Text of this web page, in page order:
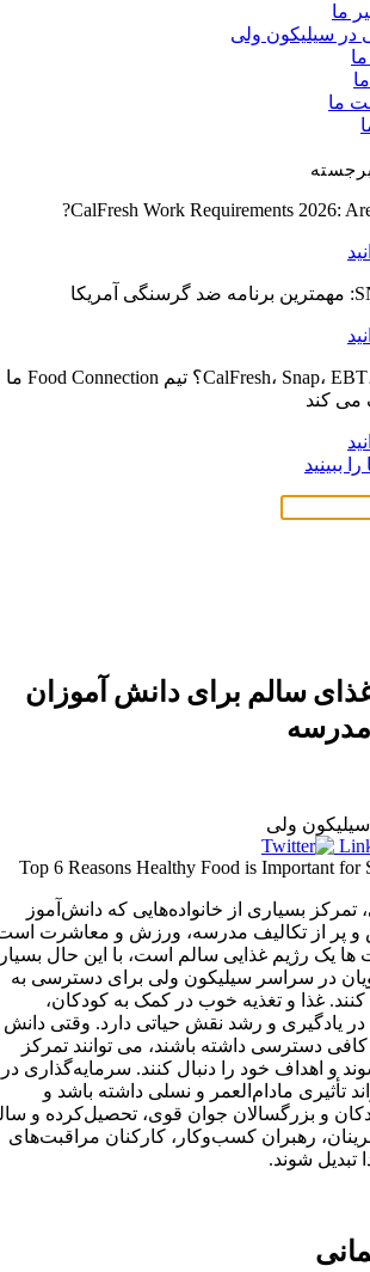
ما
در سیلیکون ولی
ما
CalFresh Work Requirements 2026:
CalFresh، Snap، EBT، Food Stamps؟ تیم Food Connection ما
می کند
ببینید
سالم برای دانش آموزان
ولی
بسیاری از خانواده‌هایی که دانش‌آموز
و پر از تکالیف مدرسه، ورزش و معاشرت
یک رژیم غذایی سالم است، با این حال
در سراسر سیلیکون ولی برای دسترسی به
غذا و تغذیه خوب در کمک به کودکان،
در یادگیری و رشد نقش حیاتی دارد. وقتی دانش
دسترسی داشته باشند، می توانند تمرکز
و اهداف خود را دنبال کنند. سرمایه‌گذاری در
تأثیری مادام‌العمر و نسلی داشته باشد و
و بزرگسالان جوان قوی، تحصیل‌کرده و
رهبران کسب‌وکار، کارکنان مراقبت‌های
تبدیل شوند.